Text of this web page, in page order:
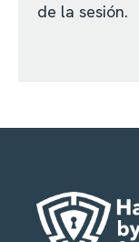
de la sesión.